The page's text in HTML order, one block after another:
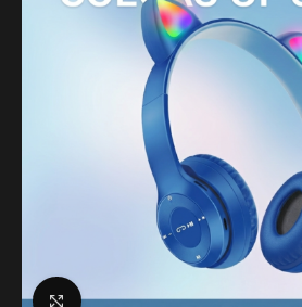
Click to enlarge